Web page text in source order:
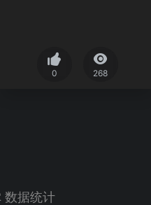
0 268
数据统计